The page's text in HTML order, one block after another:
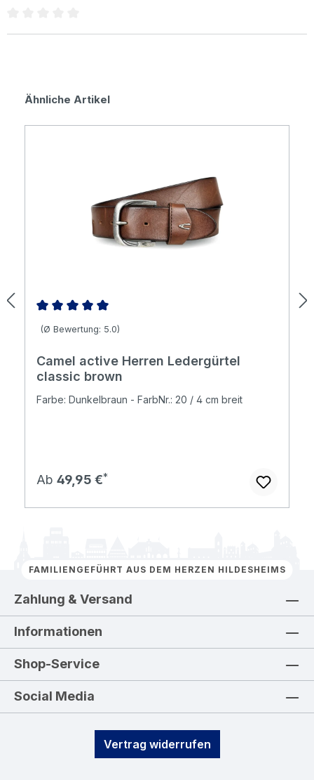
Produktgalerie überspringen
Ähnliche Artikel
Durchschnittliche Bewertung von 5 von 5 Sternen
(Ø Bewertung: 5.0)
Camel active Herren Ledergürtel
classic brown
Farbe: Dunkelbraun - FarbNr.: 20 / 4 cm breit
Regulärer Preis:
Ab 49,95 €
FAMILIENGEFÜHRT AUS DEM HERZEN HILDESHEIMS
Zahlung & Versand
Informationen
Shop-Service
Social Media
Vertrag widerrufen